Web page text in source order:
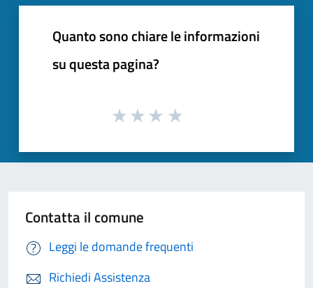
Quanto sono chiare le informazioni
su questa pagina?
Contatta il comune
Leggi le domande frequenti
Richiedi Assistenza